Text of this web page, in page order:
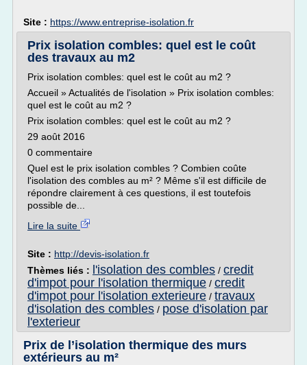
Site : https://www.entreprise-isolation.fr
Prix isolation combles: quel est le coût
des travaux au m2
Prix isolation combles: quel est le coût au m2 ?
Accueil » Actualités de l'isolation » Prix isolation combles:
quel est le coût au m2 ?
Prix isolation combles: quel est le coût au m2 ?
29 août 2016
0 commentaire
Quel est le prix isolation combles ? Combien coûte
l'isolation des combles au m² ? Même s'il est difficile de
répondre clairement à ces questions, il est toutefois
possible de...
Lire la suite
Site : http://devis-isolation.fr
Thèmes liés :
l'isolation des combles / credit
d'impot pour l'isolation thermique / credit
d'impot pour l'isolation exterieure / travaux
d'isolation des combles / pose d'isolation par
l'exterieur
Prix de l’isolation thermique des murs
extérieurs au m²